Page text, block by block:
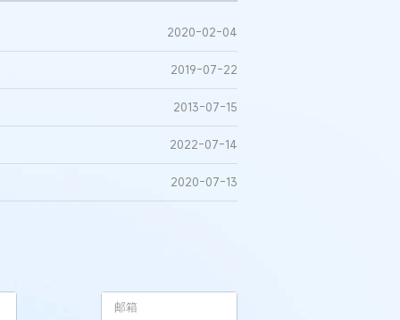
2020-02-04
2019-07-22
2013-07-15
2022-07-14
2020-07-13